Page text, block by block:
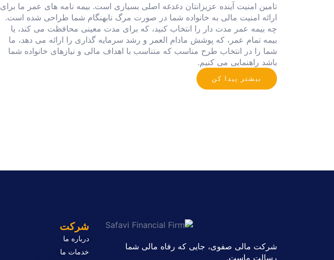
تامین امنیت آینده عزیزانتان دغدغه اصلی بسیاری است. بیمه نامه های عمر ما برای
ارائه امنیت مالی به خانواده شما در صورت مرگ نابهنگام شما طراحی شده است.
چه بیمه عمر مدت دار را انتخاب کنید، که برای مدت معینی محافظت می کند، یا
بیمه تمام عمر، که پوشش مادام العمر و رشد سرمایه گذاری را ارائه می دهد، ما
شما را در انتخاب طرح مناسب که متناسب با اهداف مالی و نیازهای خانواده شما
باشد راهنمایی می کنیم.
بیشتر پیدا کن
شرکت مالی صفوی، جایی که رفاه مالی شما
رسالت ماست.
شرکت
درباره ما
خدمات ما